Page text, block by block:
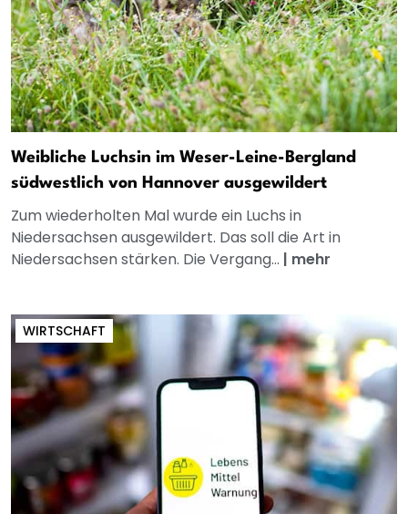
Weibliche Luchsin im Weser-Leine-Bergland
südwestlich von Hannover ausgewildert
Zum wiederholten Mal wurde ein Luchs in
Niedersachsen ausgewildert. Das soll die Art in
Niedersachsen stärken. Die Vergang... | mehr
WIRTSCHAFT